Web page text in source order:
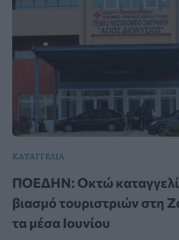
ΚΑΤΑΓΓΕΛΙΑ
ΠΟΕΔΗΝ: Οκτώ
βιασμό τουριστριών στη
τα μέσα Ιουνίου